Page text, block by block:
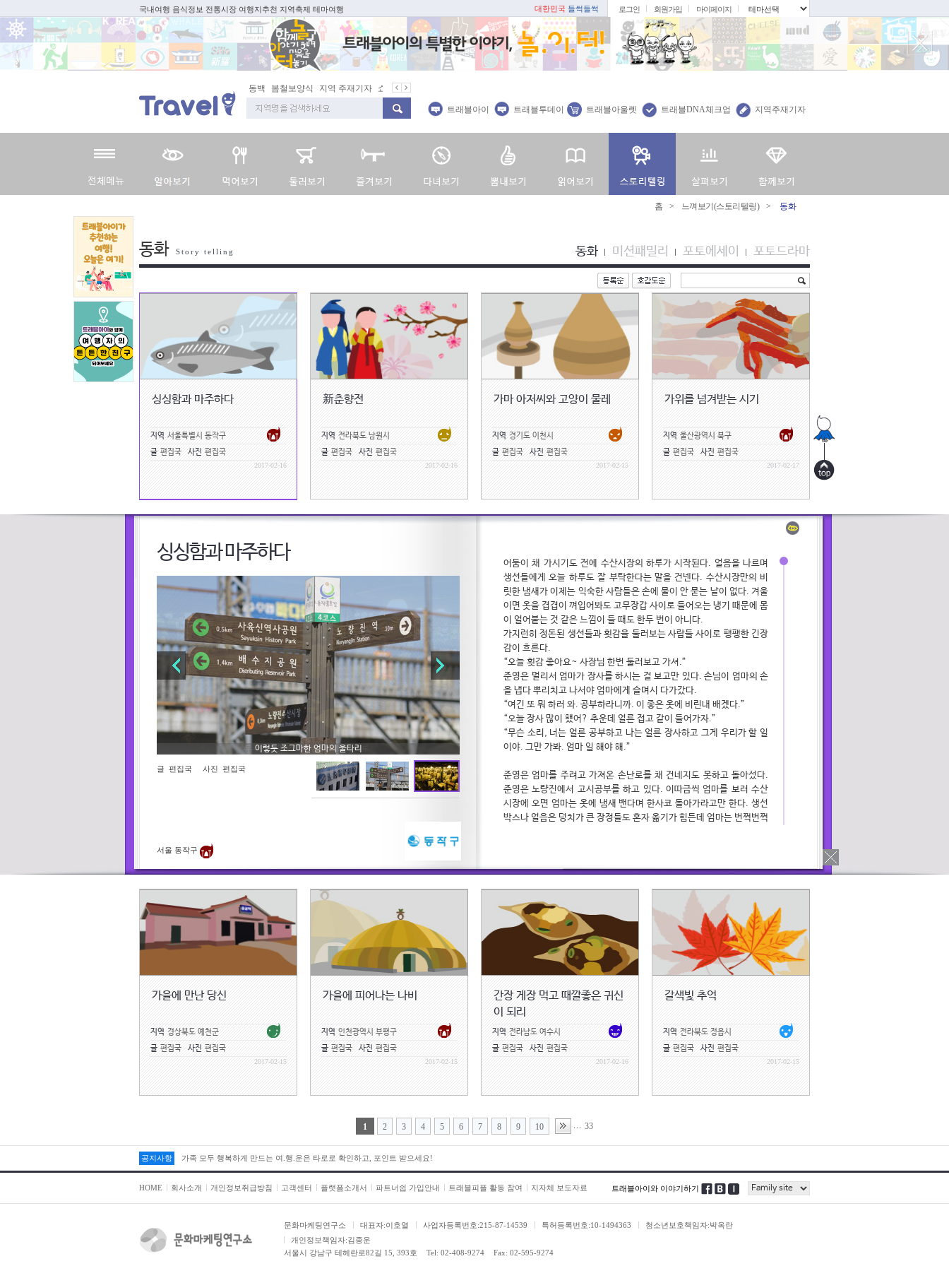
국내여행 음식정보 전통시장 여행지추천 지역축제 테마여행 대한민국 들썩들썩 로그인 회원가입 마이페이지
동백 봄철보양식 지역 주재기자 쇼 미 더 트래블아이
트래블아이 트래블투데이 트래블아울렛 트래블DNA체크업 지역주재기자
홈 > 느껴보기(스토리텔링) > 동화
동화 Story telling 동화 미션패밀리 포토에세이 포토드라마
싱싱함과 마주하다
지역 서울특별시 동작구
글 편집국 사진 편집국
2017-02-16
싱싱함과 마주하다
이렇듯 조그마한 엄마의 울타리
이렇듯 조그마한 엄마의 울타리
분주함 속에 시작되는 상인들의 하루.
분주함 속에 시작되는 상인들의 하루.
글 편집국 사진 편집국
서울 동작구
어둠이 채 가시기도 전에 수산시장의 하루가 시작된다. 얼음을 나르며
생선들에게 오늘 하루도 잘 부탁한다는 말을 건넨다. 수산시장만의 비
릿한 냄새가 이제는 익숙한 사람들은 손에 물이 안 묻는 날이 없다. 겨울
이면 옷을 겹겹이 껴입어봐도 고무장갑 사이로 들어오는 냉기 때문에 몸
이 얼어붙는 것 같은 느낌이 들 때도 한두 번이 아니다.
가지런히 정돈된 생선들과 횟감을 둘러보는 사람들 사이로 팽팽한 긴장
감이 흐른다.
“오늘 횟감 좋아요~ 사장님 한번 둘러보고 가셔.”
준영은 멀리서 엄마가 장사를 하시는 걸 보고만 있다. 손님이 엄마의 손
을 냅다 뿌리치고 나서야 엄마에게 슬며시 다가갔다.
“여긴 또 뭐 하러 와. 공부하라니까. 이 좋은 옷에 비린내 배겠다.”
“오늘 장사 많이 했어? 추운데 얼른 접고 같이 들어가자.”
“무슨 소리, 너는 얼른 공부하고 나는 얼른 장사하고 그게 우리가 할 일
이야. 그만 가봐. 엄마 일 해야 해.”
준영은 엄마를 주려고 가져온 손난로를 채 건네지도 못하고 돌아섰다.
준영은 노량진에서 고시공부를 하고 있다. 이따금씩 엄마를 보러 수산
시장에 오면 엄마는 옷에 냄새 밴다며 한사코 돌아가라고만 한다. 생선
박스나 얼음은 덩치가 큰 장정들도 혼자 옮기가 힘든데 엄마는 번쩍번쩍
차 나랏일을 할 우리 아들이라고 소개했다.
이따금씩 공부하는 것이 지겨워 ‘노량진’을 벗어나고 싶다는 생각을 한
다. 치열하게 공부하는 사람들과 더 치열하게 생선을 파는 사람들. 어쩐
지 엄마와 준영이 닮아있다고 생각했다.
엄마에게 손난로를 건네주지 않은 것이 화근이었는지 엄마는 그날 심한
열감기에 걸리셨다. 그럼에도 불구하고 기어코 일을 나가시겠다며 완고
하게 고집을 부리시는 통에 하는 수 없이 엄마를 모시고 시장으로 나갔
다.
“너는 이제 올라가봐. 들어오지 말고.”
“오늘은 제가 도울게요. 엄마는 병원 다녀오세요.”
“병원은 무슨, 감기 가지고. 여기만 오면 다 낫는다. 여기가 엄마한테는
병원이다.”
말은 그렇게 해도 엄마는 내심 내 손을 뿌리치지는 않으셨다. 오늘 하루
부러질 뻔 했다니까요!”
“허허, 젊은 청년이 말도 잘하네. 키로에 얼마라고?”
준영이 손님을 끌어오면 엄마가 회를 떴다. 엄마는 그 와중에도 손님에
게 장차 나랏일을 할 사람이 골라준 생선이라며 쓸데없는 생색을 내셨
잠시 손님이 뜸했다.
엄마는 잠시 손난로를 만지작거리시더니 아니 라고 짧게 대답하셨다.
新춘향전
지역 전라북도 남원시
글 편집국 사진 편집국
2017-02-16
가마 아저씨와 고양이 물레
지역 경기도 이천시
글 편집국 사진 편집국
2017-02-15
가위를 넘겨받는 시기
지역 울산광역시 북구
글 편집국 사진 편집국
2017-02-17
가을에 만난 당신
지역 경상북도 예천군
글 편집국 사진 편집국
2017-02-15
가을에 피어나는 나비
지역 인천광역시 부평구
글 편집국 사진 편집국
2017-02-15
간장 게장 먹고 때깔좋은 귀신
이 되리
지역 전라남도 여수시
글 편집국 사진 편집국
2017-02-16
갈색빛 추억
지역 전라북도 정읍시
글 편집국 사진 편집국
2017-02-15
1 2 3 4 5 6 7 8 9 10 ... 33
공지사항 가족 모두 행복하게 만드는 여.행.운은 타로로 확인하고, 포인트 받으세요!
HOME 회사소개 개인정보취급방침 고객센터 플랫폼소개서 파트너쉽 가입안내 트래블피플 활동 참여 지자체 보도자료 트래블아이와 이야기하기
문화마케팅연구소 대표자:이호열 사업자등록번호:215-87-14539 특허등록번호:10-1494363
청소년보호책임자:박옥란
개인정보책임자:김종운
서울시 강남구 테헤란로82길 15, 393호
Tel: 02-408-9274 Fax: 02-595-9274